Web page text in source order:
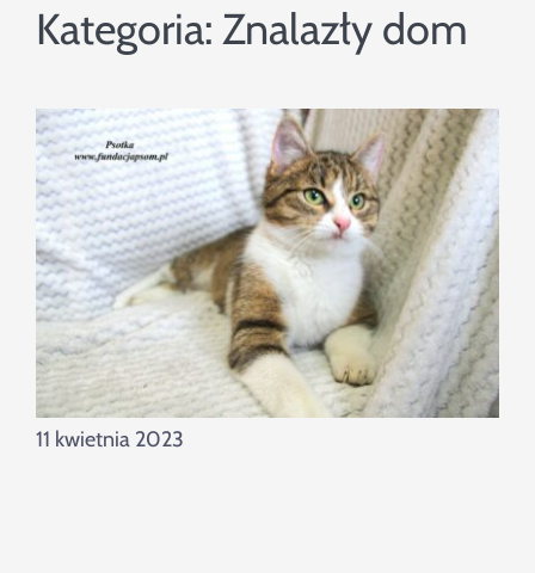
Kategoria: Znalazły dom
11 kwietnia 2023